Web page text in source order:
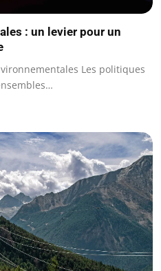
: un levier pour un
Les politiques